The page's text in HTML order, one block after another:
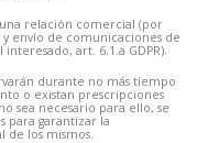
relación comercial (por
y envío de comunicaciones de
art. 6.1.a GDPR).
durante no más tiempo
o existan prescripciones
sea necesario para ello, se
para garantizar la
los mismos.